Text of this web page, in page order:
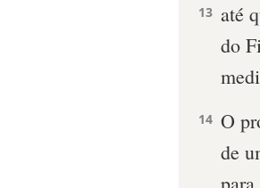
13 até
do
14 O
de